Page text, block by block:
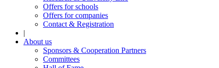
Offers for schools
Offers for companies
Contact & Registration
|
About us
Sponsors & Cooperation Partners
Committees